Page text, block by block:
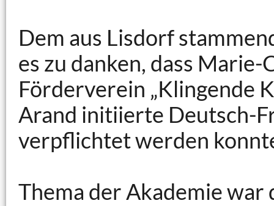
Dem aus Lisdorf
es zu danken, dass
Förderverein „Klingende
Arand initiierte Deutsch-
verpflichtet werden
Thema der Akademie